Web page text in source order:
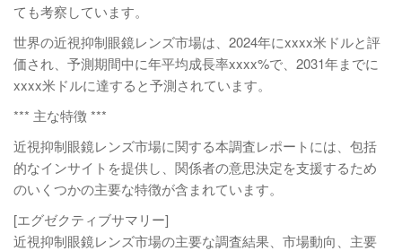
ても考察しています。
世界の近視抑制眼鏡レンズ市場は、2024年にxxxx米ドルと評
価され、予測期間中に年平均成長率xxxx%で、2031年までに
xxxx米ドルに達すると予測されています。
*** 主な特徴 ***
近視抑制眼鏡レンズ市場に関する本調査レポートには、包括
的なインサイトを提供し、関係者の意思決定を支援するため
のいくつかの主要な特徴が含まれています。
[エグゼクティブサマリー]
近視抑制眼鏡レンズ市場の主要な調査結果、市場動向、主要